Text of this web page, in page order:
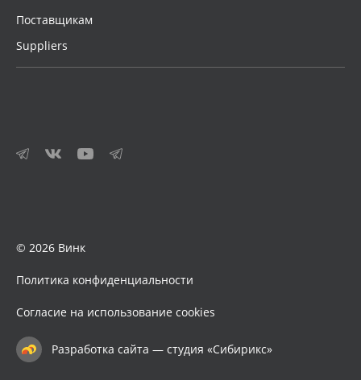
Поставщикам
Suppliers
© 2026 Винк
Политика конфиденциальности
Согласие на использование cookies
Разработка сайта — студия «Сибирикс»